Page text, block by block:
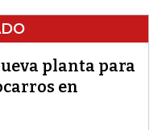
planta para
en